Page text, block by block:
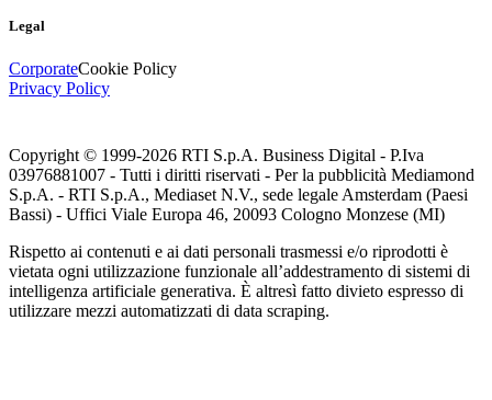
Legal
CorporateCookie Policy
Privacy Policy
Copyright © 1999-2026 RTI S.p.A. Business Digital - P.Iva
03976881007 - Tutti i diritti riservati - Per la pubblicità Mediamond
S.p.A. - RTI S.p.A., Mediaset N.V., sede legale Amsterdam (Paesi
Bassi) - Uffici Viale Europa 46, 20093 Cologno Monzese (MI)
Rispetto ai contenuti e ai dati personali trasmessi e/o riprodotti è
vietata ogni utilizzazione funzionale all’addestramento di sistemi di
intelligenza artificiale generativa. È altresì fatto divieto espresso di
utilizzare mezzi automatizzati di data scraping.